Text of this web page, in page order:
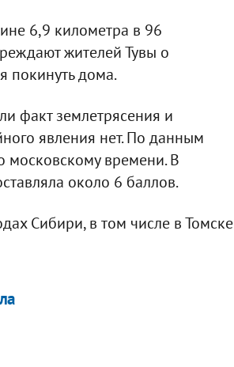
6,9 километра в 96
жителей Тувы о
покинуть дома.
факт землетрясения и
явления нет. По данным
московскому времени. В
около 6 баллов.
Сибири, в том числе в Томске